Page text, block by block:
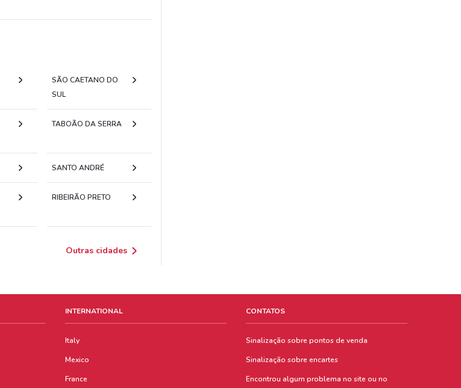
SÃO CAETANO DO
SUL
TABOÃO DA SERRA
SANTO ANDRÉ
RIBEIRÃO PRETO
Outras cidades
INTERNATIONAL
Italy
Mexico
France
CONTATOS
Sinalização sobre pontos de venda
Sinalização sobre encartes
Encontrou algum problema no site ou no